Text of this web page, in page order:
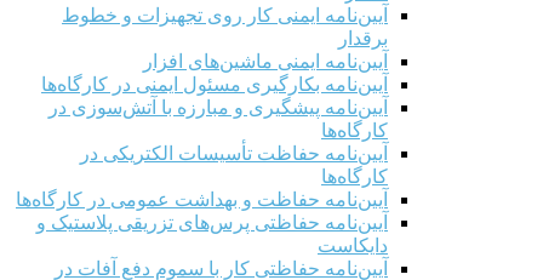
آیین‌نامه ایمنی کار روی تجهیزات و خطوط
برقدار
آیین‌نامه ایمنی ماشین‌های افزار
آیین‌نامه بکارگیری مسئول ایمنی در کارگاه‌ها
آیین‌نامه پیشگیری و مبارزه با آتش‌سوزی در
کارگاه‌ها
آیین‌نامه حفاظت تأسیسات الکتریکی در
کارگاه‌ها
آیین‌نامه حفاظت و بهداشت عمومی در کارگاه‌ها
آیین‌نامه حفاظتی پرس‌های تزریقی پلاستیک و
دایکاست
آیین‌نامه حفاظتی کار با سموم دفع آفات در